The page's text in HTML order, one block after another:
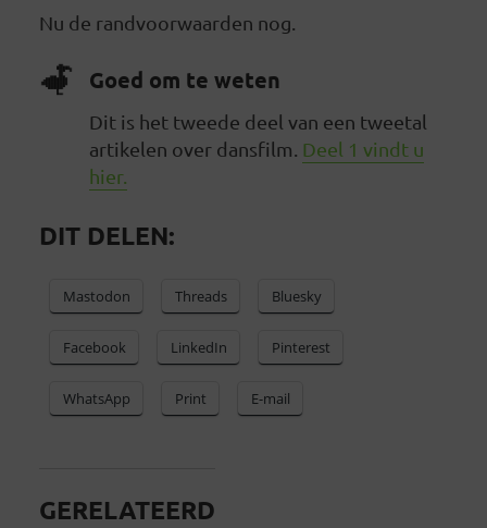
Nu de randvoorwaarden nog.
Goed om te weten
Dit is het tweede deel van een tweetal
artikelen over dansfilm. Deel 1 vindt u
hier.
DIT DELEN:
Mastodon Threads Bluesky
Facebook LinkedIn Pinterest
WhatsApp Print E-mail
GERELATEERD